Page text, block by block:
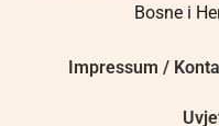
Bosne i
Impressum /